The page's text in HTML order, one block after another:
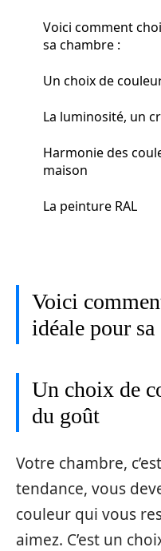
Voici comment
sa chambre :
Un choix de
La luminosité, un
Harmonie des
maison
La peinture RAL
Voici
idéale pour
Un choix de
du goût
Votre chambre,
tendance, vous
couleur qui vous
aimez. C’est un